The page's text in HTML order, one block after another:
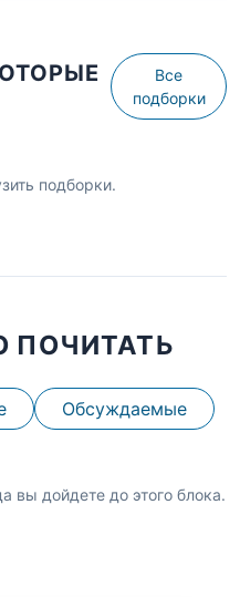
Все
подборки
подборки.
ПОЧИТАТЬ
Обсуждаемые
вы дойдете до этого блока.